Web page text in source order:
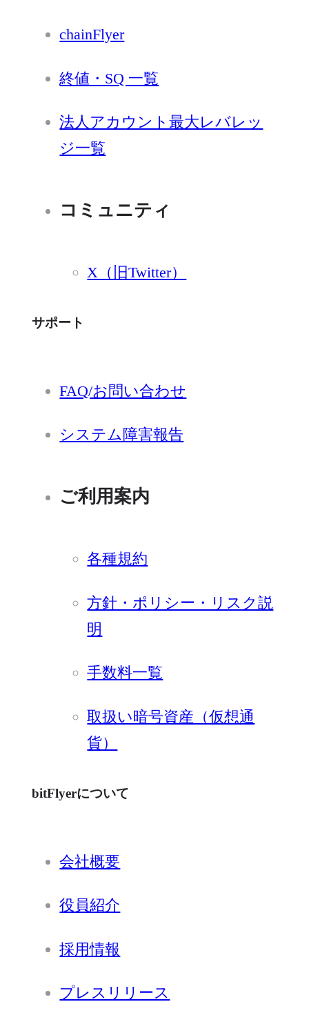
chainFlyer
終値・SQ 一覧
法人アカウント最大レバレッ
ジ一覧
コミュニティ
X（旧Twitter）
サポート
FAQ/お問い合わせ
システム障害報告
ご利用案内
各種規約
方針・ポリシー・リスク説
明
手数料一覧
取扱い暗号資産（仮想通
貨）
bitFlyerについて
会社概要
役員紹介
採用情報
プレスリリース